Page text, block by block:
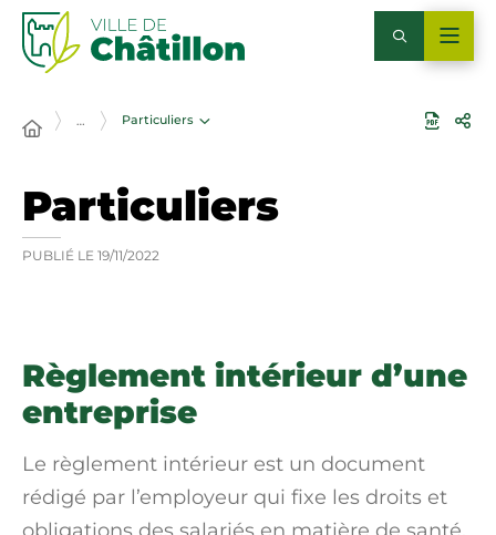
… Particuliers
Particuliers
PUBLIÉ LE 19/11/2022
Règlement intérieur d’une
entreprise
Le règlement intérieur est un document
rédigé par l’employeur qui fixe les droits et